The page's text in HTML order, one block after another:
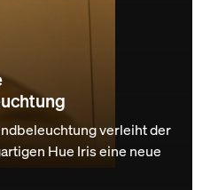
verleiht der
Hue Iris eine neue